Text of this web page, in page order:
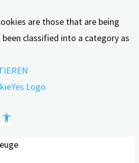
are those that are being
classified into a category as